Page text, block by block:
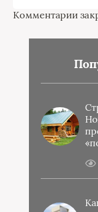
Комментарии